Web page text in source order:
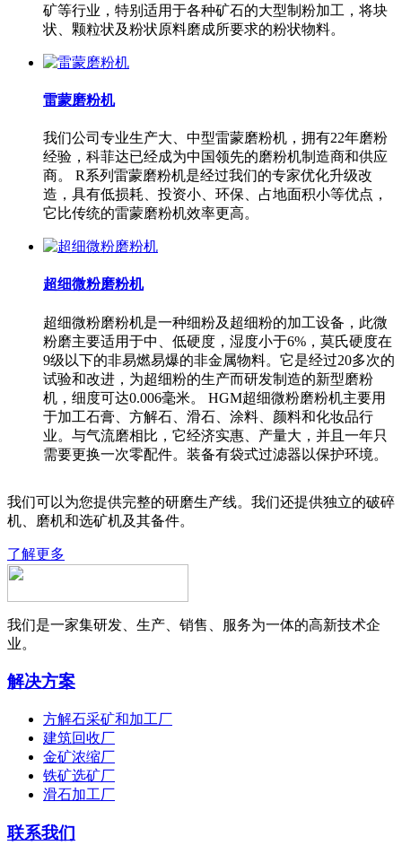
矿等行业，特别适用于各种矿石的大型制粉加工，将块
状、颗粒状及粉状原料磨成所要求的粉状物料。
雷蒙磨粉机
我们公司专业生产大、中型雷蒙磨粉机，拥有22年磨粉
经验，科菲达已经成为中国领先的磨粉机制造商和供应
商。 R系列雷蒙磨粉机是经过我们的专家优化升级改
造，具有低损耗、投资小、环保、占地面积小等优点，
它比传统的雷蒙磨粉机效率更高。
超细微粉磨粉机
超细微粉磨粉机是一种细粉及超细粉的加工设备，此微
粉磨主要适用于中、低硬度，湿度小于6%，莫氏硬度在
9级以下的非易燃易爆的非金属物料。它是经过20多次的
试验和改进，为超细粉的生产而研发制造的新型磨粉
机，细度可达0.006毫米。 HGM超细微粉磨粉机主要用
于加工石膏、方解石、滑石、涂料、颜料和化妆品行
业。与气流磨相比，它经济实惠、产量大，并且一年只
需要更换一次零配件。装备有袋式过滤器以保护环境。
我们可以为您提供完整的研磨生产线。我们还提供独立的破碎
机、磨机和选矿机及其备件。
了解更多
我们是一家集研发、生产、销售、服务为一体的高新技术企
业。
解决方案
方解石采矿和加工厂
建筑回收厂
金矿浓缩厂
铁矿选矿厂
滑石加工厂
联系我们